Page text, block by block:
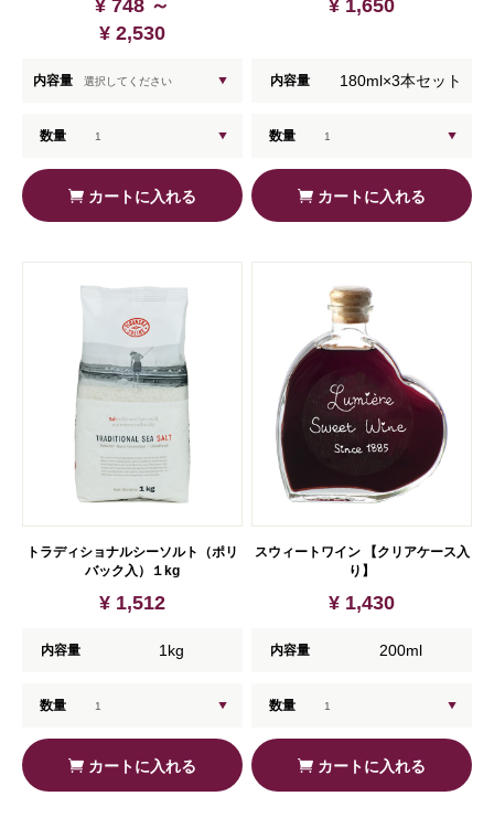
¥ 748 ～
¥ 2,530
内容量
数量
カートに入れる
¥ 1,650
内容量 180ml×3本セット
数量
カートに入れる
トラディショナルシーソルト（ポリ
バック入）１kg
¥ 1,512
内容量 1kg
数量
カートに入れる
スウィートワイン 【クリアケース入
り】
¥ 1,430
内容量 200ml
数量
カートに入れる